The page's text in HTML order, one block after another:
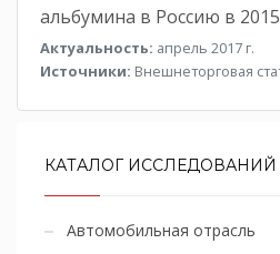
альбумина в Россию в
Актуальность: апрель 2017 г.
Источники: Внешнеторговая
КАТАЛОГ ИССЛЕДОВАНИЙ
Автомобильная отрасль